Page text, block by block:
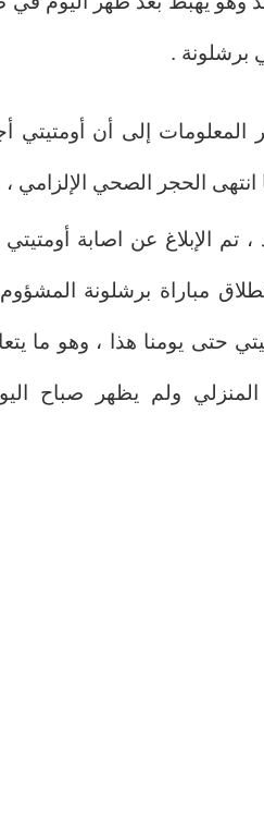
برشلونة .
الحجر الصحي الإلزامي ،
حتى يومنا هذا ، وهو ما
ولم يظهر صباح اليوم